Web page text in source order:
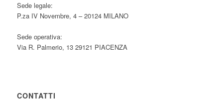
Sede legale:
P.za IV Novembre, 4 – 20124 MILANO
Sede operativa:
Via R. Palmerio, 13 29121 PIACENZA
CONTATTI